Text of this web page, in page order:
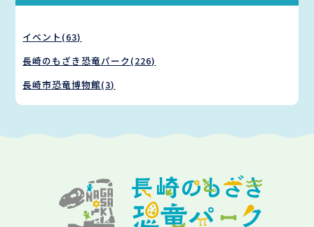
イベント(63)
長崎のもざき恐竜パーク(226)
長崎市恐竜博物館(3)